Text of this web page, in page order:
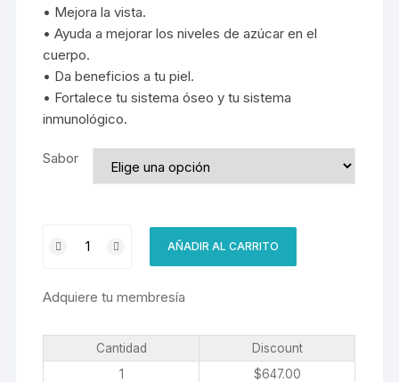
• Mejora la vista.
• Ayuda a mejorar los niveles de azúcar en el
cuerpo.
• Da beneficios a tu piel.
• Fortalece tu sistema óseo y tu sistema
inmunológico.
Sabor
Shake
AÑADIR AL CARRITO
Adquiere tu membresía
Cantidad
Discount
1
$647.00